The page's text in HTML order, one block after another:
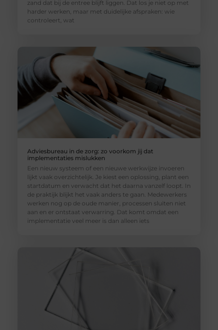
zand dat bij de entree blijft liggen. Dat los je niet op met
harder werken, maar met duidelijke afspraken: wie
controleert, wat
Adviesbureau in de zorg: zo voorkom jij dat
implementaties mislukken
Een nieuw systeem of een nieuwe werkwijze invoeren
lijkt vaak overzichtelijk. Je kiest een oplossing, plant een
startdatum en verwacht dat het daarna vanzelf loopt. In
de praktijk blijkt het vaak anders te gaan. Medewerkers
werken nog op de oude manier, processen sluiten niet
aan en er ontstaat verwarring. Dat komt omdat een
implementatie veel meer is dan alleen iets